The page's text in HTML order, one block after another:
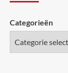
Categorieën